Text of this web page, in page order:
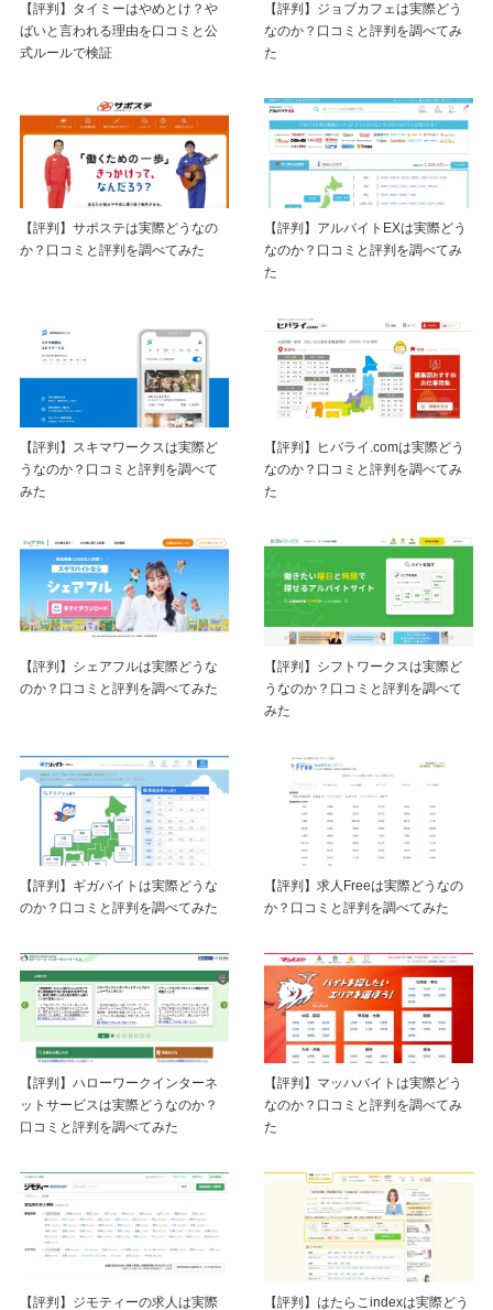
【評判】タイミーはやめとけ？や
ばいと言われる理由を口コミと公
式ルールで検証
【評判】ジョブカフェは実際どう
なのか？口コミと評判を調べてみ
た
【評判】サポステは実際どうなの
か？口コミと評判を調べてみた
【評判】アルバイトEXは実際どう
なのか？口コミと評判を調べてみ
た
【評判】スキマワークスは実際ど
うなのか？口コミと評判を調べて
みた
【評判】ヒバライ.comは実際どう
なのか？口コミと評判を調べてみ
た
【評判】シェアフルは実際どうな
のか？口コミと評判を調べてみた
【評判】シフトワークスは実際ど
うなのか？口コミと評判を調べて
みた
【評判】ギガバイトは実際どうな
のか？口コミと評判を調べてみた
【評判】求人Freeは実際どうなの
か？口コミと評判を調べてみた
【評判】ハローワークインターネ
ットサービスは実際どうなのか？
口コミと評判を調べてみた
【評判】マッハバイトは実際どう
なのか？口コミと評判を調べてみ
た
【評判】ジモティーの求人は実際 【評判】はたらこindexは実際どう